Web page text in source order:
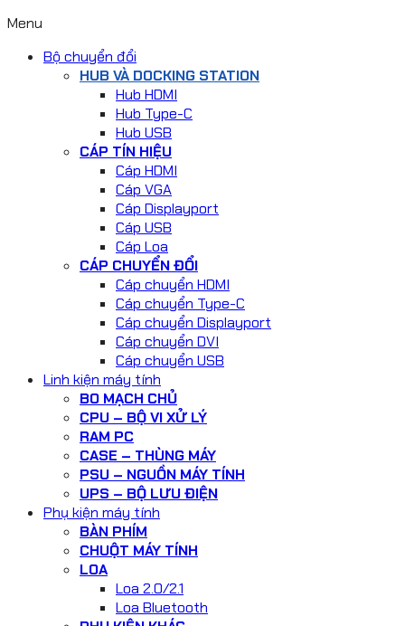
Menu
Bộ chuyển đổi
HUB VÀ DOCKING STATION
Hub HDMI
Hub Type-C
Hub USB
CÁP TÍN HIỆU
Cáp HDMI
Cáp VGA
Cáp Displayport
Cáp USB
Cáp Loa
CÁP CHUYỂN ĐỔI
Cáp chuyển HDMI
Cáp chuyển Type-C
Cáp chuyển Displayport
Cáp chuyển DVI
Cáp chuyển USB
Linh kiện máy tính
BO MẠCH CHỦ
CPU – BỘ VI XỬ LÝ
RAM PC
CASE – THÙNG MÁY
PSU – NGUỒN MÁY TÍNH
UPS – BỘ LƯU ĐIỆN
Phụ kiện máy tính
BÀN PHÍM
CHUỘT MÁY TÍNH
LOA
Loa 2.0/2.1
Loa Bluetooth